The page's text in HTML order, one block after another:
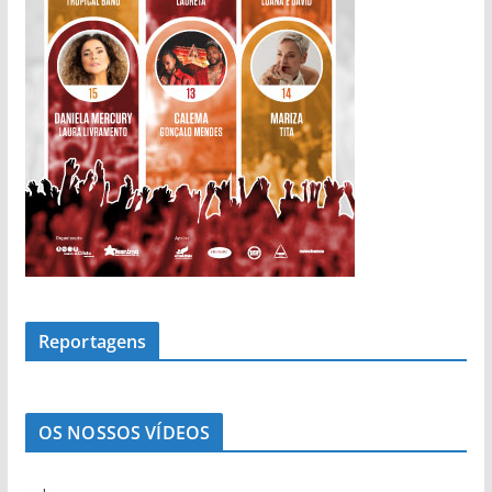
Reportagens
OS NOSSOS VÍDEOS